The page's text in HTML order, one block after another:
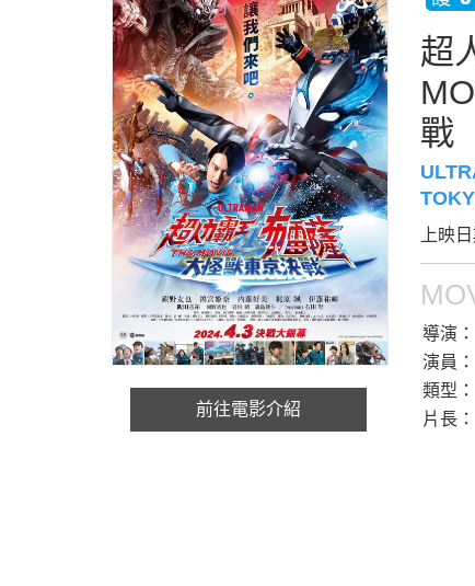
前往電影介紹
超
戰
上映
導演：
演員：
類型：
片長：